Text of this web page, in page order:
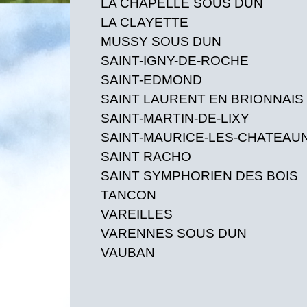
LA
MUSSY SOUS DUN
SAINT-IGNY-DE-ROCHE
SAINT-EDMOND
SAINT LAURENT EN BRIONNAIS
SAINT-MARTIN-DE-LIXY
SAINT-MAURICE-LES-
SAINT RACHO
SAINT SYMPHORIEN DES BOIS
TANCON
VAREILLES
VARENNES SOUS DUN
VAUBAN